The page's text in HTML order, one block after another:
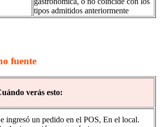
tipos admitidos anteriormente
fuente
verás esto:
ingresó un pedido en el POS, En el local.